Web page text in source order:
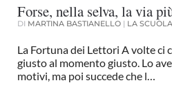
Forse, nella selva, la via
DI MARTINA BASTIANELLO | LA
La Fortuna dei Lettori A volte ci
giusto al momento giusto. Lo
motivi, ma poi succede che l…